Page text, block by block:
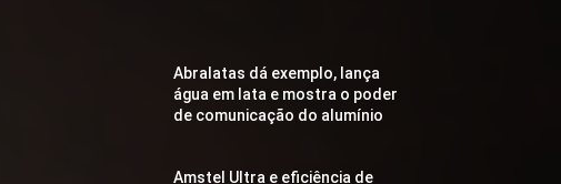
Abralatas dá exemplo, lança
água em lata e mostra o poder
de comunicação do alumínio
Amstel Ultra e eficiência de